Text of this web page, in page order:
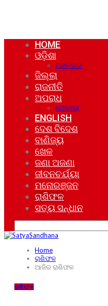
HOME
ଓଡ଼ିଶା
ମହାନଗର
ଜିଲ୍ଲା
ରାଜନୀତି
ଅପରାଧ
ଘୋଟାଲା
ENGLISH
ଦେଶ ବିଦେଶ
ବାଣିଜ୍ୟ
ଖେଳ
ଜଣା ଅଜଣା
ଜୀବନଚର୍ଯ୍ୟା
ମନୋରଞ୍ଜନ
ରାଶିଫଳ
ସତ୍ୟ ସନ୍ଧାନ
Home
ରାଶିଫଳ
ଆଜିର ରାଶିଫଳ
ରାଶିଫଳ